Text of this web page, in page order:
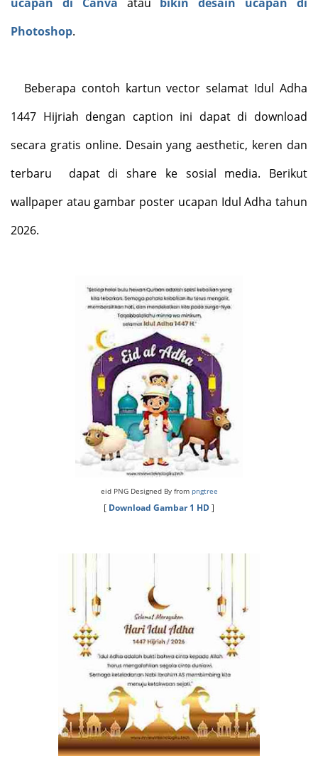
Photoshop.
Beberapa contoh kartun vector selamat Idul Adha
1447 Hijriah dengan caption ini dapat di download
secara gratis online. Desain yang aesthetic, keren dan
terbaru
dapat di share ke sosial media. Berikut
wallpaper atau gambar poster ucapan Idul Adha tahun
2026.
eid PNG Designed By from pngtree
[ Download Gambar 1 HD]